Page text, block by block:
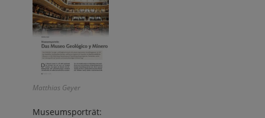
Matthias Geyer
Museumsporträt: